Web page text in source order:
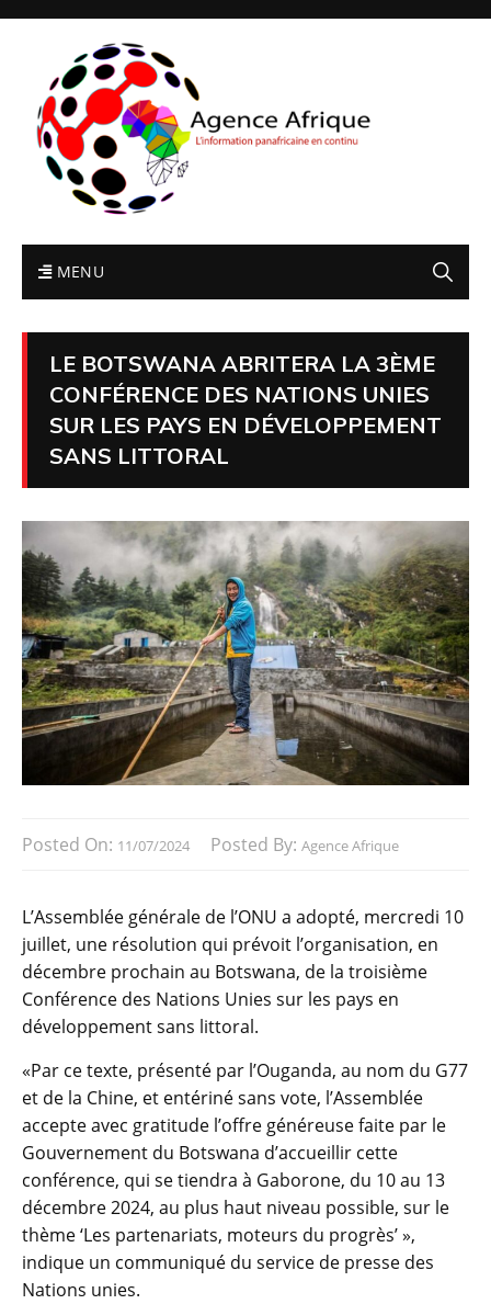
MENU
LE BOTSWANA ABRITERA LA 3ÈME
CONFÉRENCE DES NATIONS UNIES
SUR LES PAYS EN DÉVELOPPEMENT
SANS LITTORAL
Posted On: 11/07/2024 Posted By: Agence Afrique
L’Assemblée générale de l’ONU a adopté, mercredi 10
juillet, une résolution qui prévoit l’organisation, en
décembre prochain au Botswana, de la troisième
Conférence des Nations Unies sur les pays en
développement sans littoral.
«Par ce texte, présenté par l’Ouganda, au nom du G77
et de la Chine, et entériné sans vote, l’Assemblée
accepte avec gratitude l’offre généreuse faite par le
Gouvernement du Botswana d’accueillir cette
conférence, qui se tiendra à Gaborone, du 10 au 13
décembre 2024, au plus haut niveau possible, sur le
thème ‘Les partenariats, moteurs du progrès’ »,
indique un communiqué du service de presse des
Nations unies.